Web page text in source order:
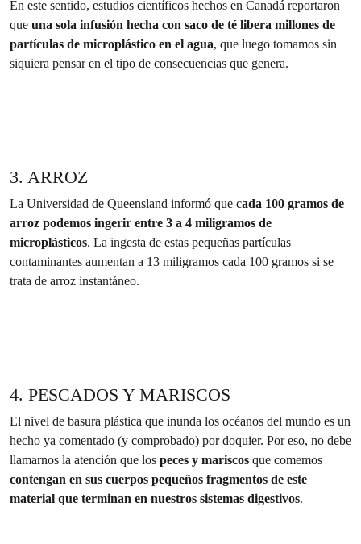
En este sentido, estudios científicos hechos en Canadá reportaron
que una sola infusión hecha con saco de té libera millones de
partículas de microplástico en el agua, que luego tomamos sin
siquiera pensar en el tipo de consecuencias que genera.
3. ARROZ
La Universidad de Queensland informó que cada 100 gramos de
arroz podemos ingerir entre 3 a 4 miligramos de
microplásticos. La ingesta de estas pequeñas partículas
contaminantes aumentan a 13 miligramos cada 100 gramos si se
trata de arroz instantáneo.
4. PESCADOS Y MARISCOS
El nivel de basura plástica que inunda los océanos del mundo es un
hecho ya comentado (y comprobado) por doquier. Por eso, no debe
llamarnos la atención que los peces y mariscos que comemos
contengan en sus cuerpos pequeños fragmentos de este
material que terminan en nuestros sistemas digestivos.